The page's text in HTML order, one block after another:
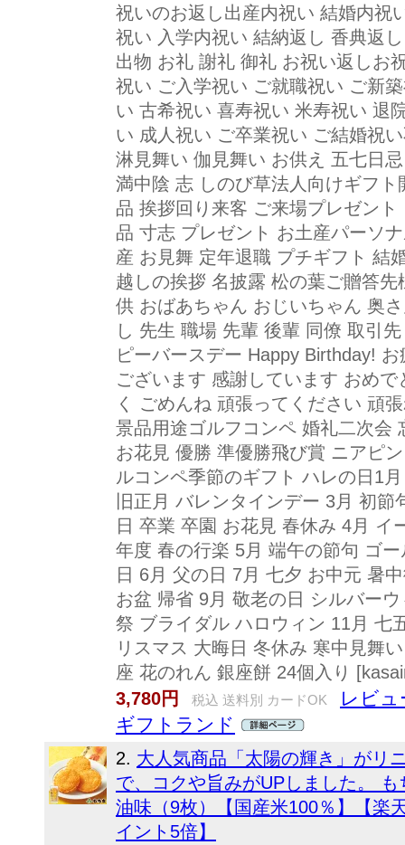
祝いのお返し出産内祝い 結婚内祝
祝い 入学内祝い 結納返し 香典返
出物 お礼 謝礼 御礼 お祝い返しお
祝い ご入学祝い ご就職祝い ご新
い 古希祝い 喜寿祝い 米寿祝い 退
い 成人祝い ご卒業祝い ご結婚祝
淋見舞い 伽見舞い お供え 五七日
満中陰 志 しのび草法人向けギフ
品 挨拶回り来客 ご来場プレゼン
品 寸志 プレゼント お土産パーソ
産 お見舞 定年退職 プチギフト 結
越しの挨拶 名披露 松の葉ご贈答
供 おばあちゃん おじいちゃん 奥
し 先生 職場 先輩 後輩 同僚 取引
ピーバースデー Happy Birthday!
ございます 感謝しています おめ
く ごめんね 頑張ってください 頑
景品用途ゴルフコンペ 婚礼二次会
お花見 優勝 準優勝飛び賞 ニアピ
ルコンペ季節のギフト ハレの日1
旧正月 バレンタインデー 3月 初
日 卒業 卒園 お花見 春休み 4月 イ
年度 春の行楽 5月 端午の節句 ゴ
日 6月 父の日 7月 七夕 お中元 暑
お盆 帰省 9月 敬老の日 シルバー
祭 ブライダル ハロウィン 11月 七
リスマス 大晦日 冬休み 寒中見舞
座 花のれん 銀座餅 24個入り
3,780円
税込 送料別 カードOK
レビュ
ギフトランド
2. 大人気商品「太陽の輝き」がリ
で、コクや旨みがUPしました。
油味（9枚）【国産米100％】【楽
イント5倍】